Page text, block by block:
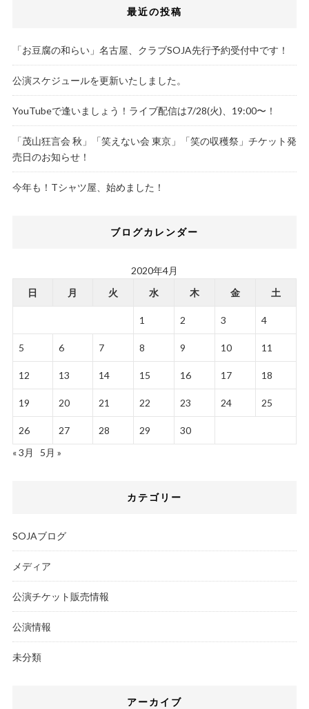
最近の投稿
「お豆腐の和らい」名古屋、クラブSOJA先行予約受付中です！
公演スケジュールを更新いたしました。
YouTubeで逢いましょう！ライブ配信は7/28(火)、19:00〜！
「茂山狂言会 秋」「笑えない会 東京」「笑の収穫祭」チケット発
売日のお知らせ！
今年も！Tシャツ屋、始めました！
ブログカレンダー
2020年4月
日
月 火 水 木 金 土
1 2 3 4
5 6 7 8 9 10 11
12 13 14 15 16 17 18
19 20 21 22 23 24 25
26 27 28 29
30
« 3月
5月 »
カテゴリー
SOJAブログ
メディア
公演チケット販売情報
公演情報
未分類
アーカイブ